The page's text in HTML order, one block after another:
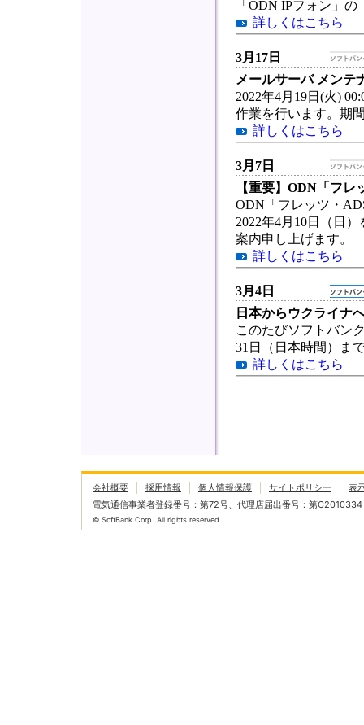
「ODN IPフォン」
詳しくはこちら
3月17日
メールサーバ メンテ
2022年4月19日(火)
作業を行います。期
詳しくはこちら
3月7日
【重要】ODN「フ
ODN「フレッツ・
2022年4月10日（日
案内申し上げます。
詳しくはこちら
3月4日
日本からウクライナ
このたびソフトバン
31日（日本時間）ま
詳しくはこちら
会社概要 採用情報 個人情報保護 サイトポリシー
表
電気通信事業者登録番号：第72号、代理店届出番号：第C2010334
© SoftBank Corp. All rights reserved.